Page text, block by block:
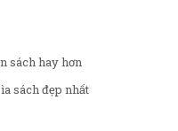
sách hay hơn
sách đẹp nhất